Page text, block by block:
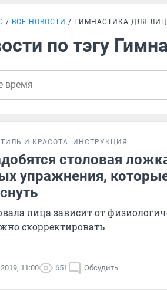
ВСЕ НОВОСТИ ГИМНАСТИКА ДЛЯ
по тэгу
И КРАСОТА ИНСТРУКЦИЯ
столовая
упражнения,
лица зависит от
скорректировать
11:00 651 Обсудить